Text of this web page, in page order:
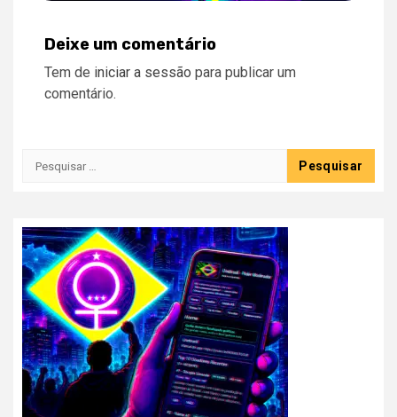
Deixe um comentário
Tem de iniciar a sessão para publicar um
comentário.
Pesquisar